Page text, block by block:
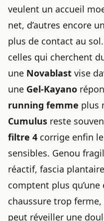
veulent un accueil
net, d’autres encore
plus de contact au
celles qui cherchent
une Novablast vise
une Gel-Kayano
running femme plus
Cumulus reste
filtre 4 corrige enfin
sensibles. Genou
réactif, fascia
comptent plus
chaussure trop
peut réveiller une